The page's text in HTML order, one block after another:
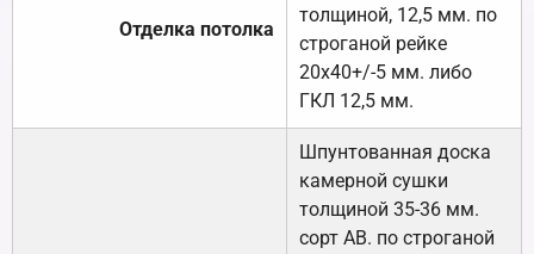
Отделка потолка
толщиной, 12,5 мм. по
строганой рейке
20х40+/-5 мм. либо
ГКЛ 12,5 мм.
Шпунтованная доска
камерной сушки
толщиной 35-36 мм.
сорт АВ. по строганой